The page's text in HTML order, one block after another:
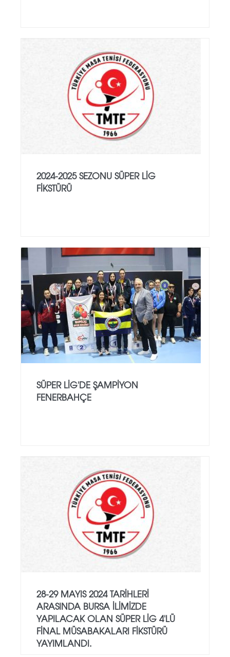
2024-2025 SEZONU SÜPER LİG
FİKSTÜRÜ
SÜPER LIG'DE ŞAMPIYON
FENERBAHÇE
28-29 MAYIS 2024 TARIHLERI
ARASINDA BURSA ILIMIZDE
YAPILACAK OLAN SÜPER LIG 4'LÜ
FINAL MÜSABAKALARI FIKSTÜRÜ
YAYIMLANDI.